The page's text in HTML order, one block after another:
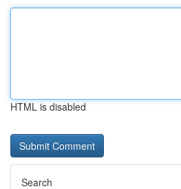
HTML is disabled
Search